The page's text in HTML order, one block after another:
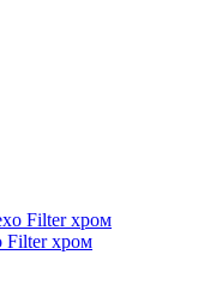
Filter хром